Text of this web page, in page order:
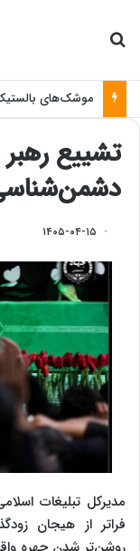
تشییع رهبر
۱۴۰۵-۰۴-۱۵
مدیرکل تبلیغات
فراتر از هیجان